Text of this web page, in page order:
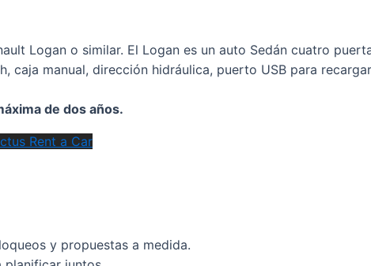
Logan o similar. El Logan es un auto Sedán cuatro
caja manual, dirección hidráulica, puerto USB para
de dos años.
Rent a Car
y propuestas a medida.